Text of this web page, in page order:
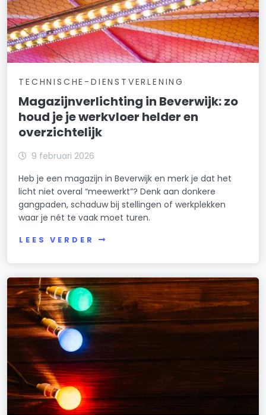
TECHNISCHE-DIENSTVERLENING
Magazijnverlichting in Beverwijk: zo
houd je je werkvloer helder en
overzichtelijk
9 februari 2026
Heb je een magazijn in Beverwijk en merk je dat het
licht niet overal “meewerkt”? Denk aan donkere
gangpaden, schaduw bij stellingen of werkplekken
waar je nét te vaak moet turen.
LEES VERDER